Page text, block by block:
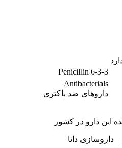
Penicillin 6-3-3
Antibacterials
داروهای ضد باکتری
این دارو در کشور
داروسازی دانا